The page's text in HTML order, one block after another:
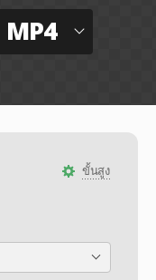
MP4
ขั้นสูง